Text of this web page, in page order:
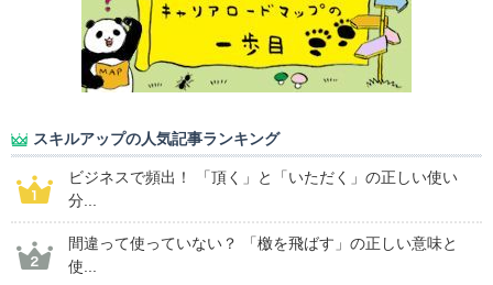
スキルアップの人気記事ランキング
ビジネスで頻出！ 「頂く」と「いただく」の正しい使い
分...
間違って使っていない？ 「檄を飛ばす」の正しい意味と
使...